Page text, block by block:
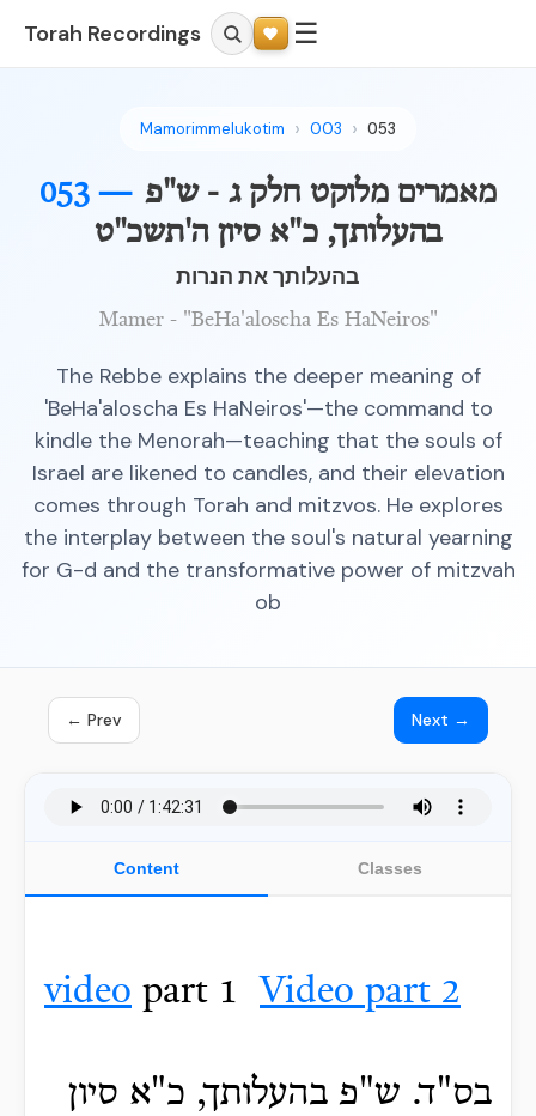
Torah Recordings ☰
Mamorimmelukotim 003 053
053 — מאמרים מלוקט חלק ג - ש"פ
בהעלותך, כ"א סיון ה'תשכ"ט
בהעלותך את הנרות
Mamer - "BeHa'aloscha Es HaNeiros"
The Rebbe explains the deeper meaning of
'BeHa'aloscha Es HaNeiros'—the command to
kindle the Menorah—teaching that the souls of
Israel are likened to candles, and their elevation
comes through Torah and mitzvos. He explores
the interplay between the soul's natural yearning
for G-d and the transformative power of mitzvah
ob
← Prev Next →
Content Classes
video part 1 Video part 2
בס"ד. ש"פ בהעלותך, כ"א סיון